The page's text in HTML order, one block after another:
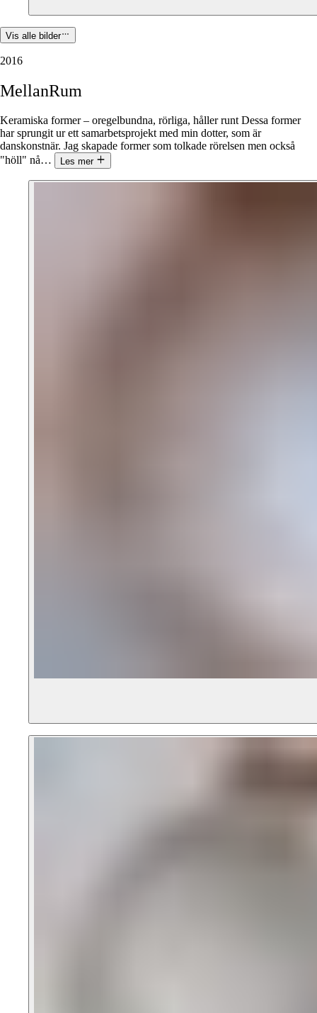
Vis alle bilder
2016
MellanRum
Keramiska former – oregelbundna, rörliga, håller runt Dessa former
har sprungit ur ett samarbetsprojekt med min dotter, som är
danskonstnär. Jag skapade former som tolkade rörelsen men också
"höll" nå… Les mer